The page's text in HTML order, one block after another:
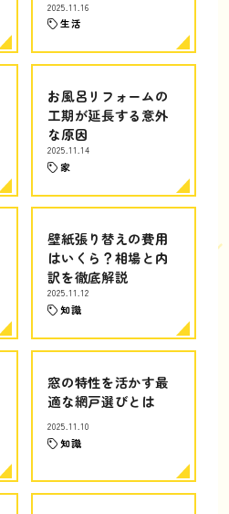
2025.11.16
生活
お風呂リフォームの
工期が延長する意外
な原因
2025.11.14
家
壁紙張り替えの費用
はいくら？相場と内
訳を徹底解説
2025.11.12
知識
窓の特性を活かす最
適な網戸選びとは
2025.11.10
知識